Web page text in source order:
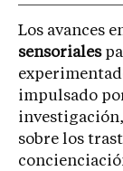
Los avances
sensoriales
impulsado
sobre los